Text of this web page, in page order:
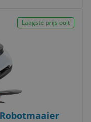
Laagste prijs ooit